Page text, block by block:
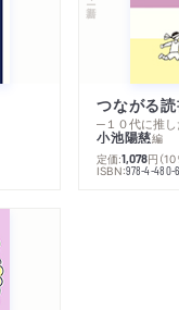
つながる
─１０代に推
小池陽慈編
定価:1,078円 （
ISBN:978-4-480-